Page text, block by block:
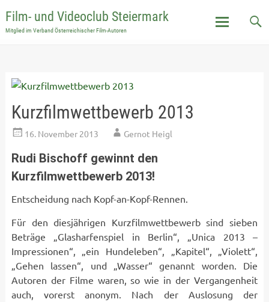
Film- und Videoclub Steiermark
Mitglied im Verband Österreichischer Film-Autoren
Kurzfilmwettbewerb 2013
16. November 2013 Gernot Heigl
Rudi Bischoff gewinnt den
Kurzfilmwettbewerb 2013!
Entscheidung nach Kopf-an-Kopf-Rennen.
Für den diesjährigen Kurzfilmwettbewerb sind sieben
Beträge „Glasharfenspiel in Berlin“, „Unica 2013 –
Impressionen“, „ein Hundeleben“, „Kapitel“, „Violett“,
„Gehen lassen“, und „Wasser“ genannt worden. Die
Autoren der Filme waren, so wie in der Vergangenheit
auch, vorerst anonym. Nach der Auslosung der